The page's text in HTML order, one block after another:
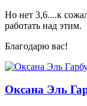
Но нет 3,6....к
работать над этим.
Благодарю вас!
Оксана Эль